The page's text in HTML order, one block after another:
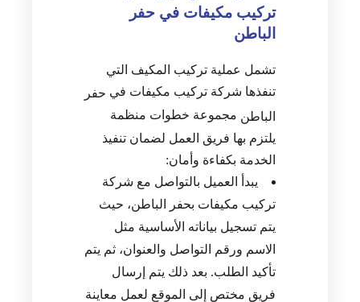
تركيب مكيفات في حفر
الباطن
تشمل عملية تركيب المكيف التي
تنفذها شركة تركيب مكيفات في حفر
الباطن مجموعة خطوات منظمة
يلتزم بها فريق العمل لضمان تنفيذ
الخدمة بكفاءة وأمان:
يبدأ العميل بالتواصل مع شركة
تركيب مكيفات بحفر الباطن، حيث
يتم تسجيل بياناته الأساسية مثل
الاسم ورقم التواصل والعنوان، ثم يتم
تأكيد الطلب. بعد ذلك يتم إرسال
فريق مختص إلى الموقع لعمل معاينة